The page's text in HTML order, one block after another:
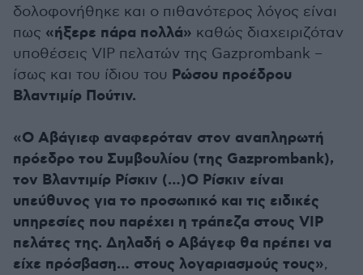
δολοφονήθηκε και ο πιθανότερος λόγος είναι
πως «ήξερε πάρα πολλά» καθώς διαχειριζόταν
υποθέσεις VIP πελατών της Gazprombank –
ίσως και του ίδιου του Ρώσου προέδρου
Βλαντιμίρ Πούτιν.
«Ο Αβάγιεφ αναφερόταν στον αναπληρωτή
πρόεδρο του Συμβουλίου (της Gazprombank),
τον Βλαντιμίρ Ρίσκιν (…)Ο Ρίσκιν είναι
υπεύθυνος για το προσωπικό και τις ειδικές
υπηρεσίες που παρέχει η τράπεζα στους VIP
πελάτες της. Δηλαδή ο Αβάγεφ θα πρέπει να
είχε πρόσβαση… στους λογαριασμούς τους»,